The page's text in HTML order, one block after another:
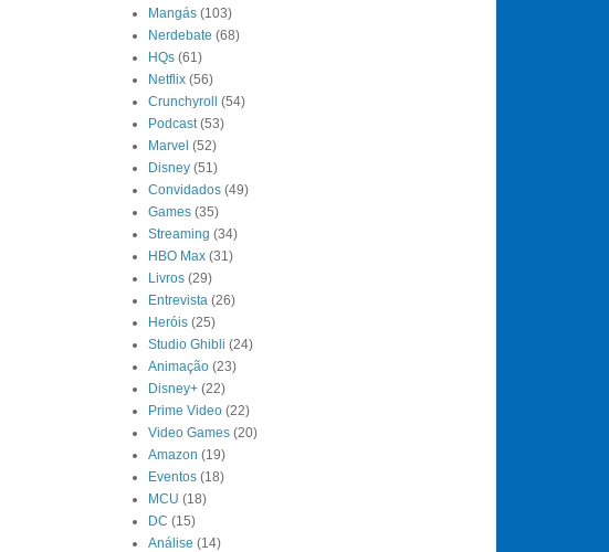
Mangás (103)
Nerdebate (68)
HQs (61)
Netflix (56)
Crunchyroll (54)
Podcast (53)
Marvel (52)
Disney (51)
Convidados (49)
Games (35)
Streaming (34)
HBO Max (31)
Livros (29)
Entrevista (26)
Heróis (25)
Studio Ghibli (24)
Animação (23)
Disney+ (22)
Prime Video (22)
Video Games (20)
Amazon (19)
Eventos (18)
MCU (18)
DC (15)
Análise (14)